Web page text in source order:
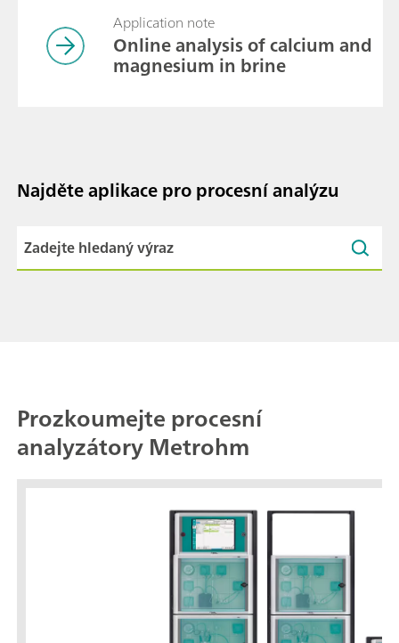
Application note
Online analysis of calcium and
magnesium in brine
Najděte aplikace pro procesní analýzu
Prozkoumejte procesní
analyzátory Metrohm